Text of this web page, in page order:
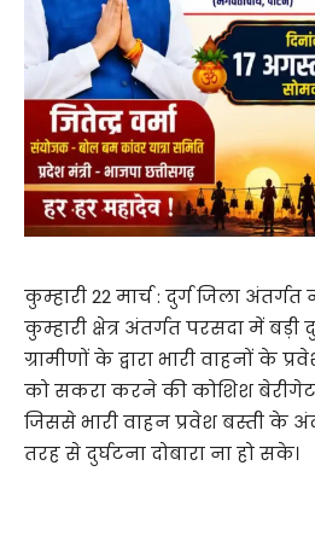
कुम्हारी 22 मार्च : दुर्ग जिला
कुम्हारी क्षेत्र अंतर्गत परसदा में बड़ी
ग्रामीणों के द्वारा भारी वाहनों के
को सकरा करने की कोशिश
जिससे भारी वाहन प्रवेश बस्ती
तरह से दुर्घटना दोबारा ना हो सके।